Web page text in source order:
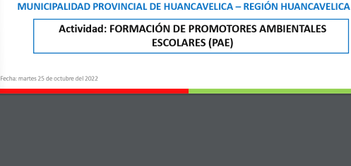
MUNICIPALIDAD PROVINCIAL DE HUANCAVELICA –REGIÓN HUANCAVELICA
Fecha: martes 25 de octubre del 2022
Actividad: FORMACIÓN DE PROMOTORES AMBIENTALES
ESCOLARES (PAE)